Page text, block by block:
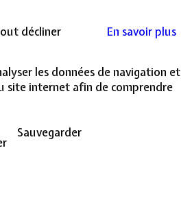
décliner
En savoir plus
les données de navigation et
site internet afin de comprendre
Sauvegarder